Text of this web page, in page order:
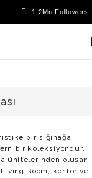
bir sığınağa
bir koleksiyondur.
ünitelerinden oluşan
Room, konfor ve